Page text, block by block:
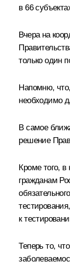
в 66
Вчера на
только один
Напомню,
необходимо
В самое
решение
Кроме того, в
гражданам
к
Теперь то,